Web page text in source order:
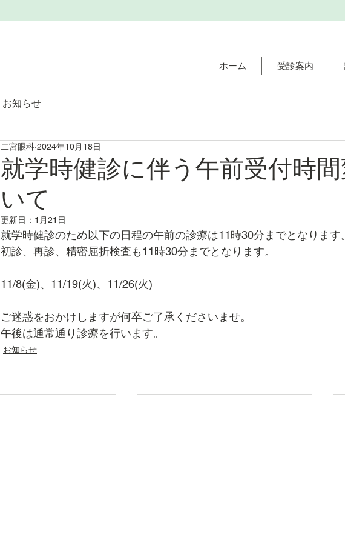
ホーム 受診案内
お知らせ
就学時健診に伴う午前受付時
いて
二宮眼科 2024年10月18日
更新日： 1月21日
就学時健診のため以下の日程の午前の診療は11時30分までとなります。
初診、再診、精密屈折検査も11時30分までとなります。
11/8(金)、11/19(火)、11/26(火)
ご迷惑をおかけしますが何卒ご了承くださいませ。
午後は通常通り診療を行います。
お知らせ